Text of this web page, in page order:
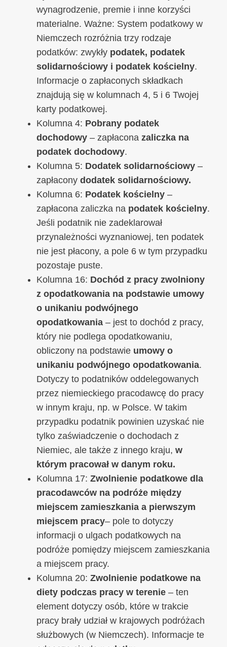
wynagrodzenie, premie i inne korzyści
materialne. Ważne: System podatkowy w
Niemczech rozróżnia trzy rodzaje
podatków: zwykły podatek, podatek
solidarnościowy i podatek kościelny.
Informacje o zapłaconych składkach
znajdują się w kolumnach 4, 5 i 6 Twojej
karty podatkowej.
Kolumna 4: Pobrany podatek
dochodowy – zapłacona zaliczka na
podatek dochodowy.
Kolumna 5: Dodatek solidarnościowy –
zapłacony dodatek solidarnościowy.
Kolumna 6: Podatek kościelny –
zapłacona zaliczka na podatek kościelny.
Jeśli podatnik nie zadeklarował
przynależności wyznaniowej, ten podatek
nie jest płacony, a pole 6 w tym przypadku
pozostaje puste.
Kolumna 16: Dochód z pracy zwolniony
z opodatkowania na podstawie umowy
o unikaniu podwójnego
opodatkowania – jest to dochód z pracy,
który nie podlega opodatkowaniu,
obliczony na podstawie umowy o
unikaniu podwójnego opodatkowania.
Dotyczy to podatników oddelegowanych
przez niemieckiego pracodawcę do pracy
w innym kraju, np. w Polsce. W takim
przypadku podatnik powinien uzyskać nie
tylko zaświadczenie o dochodach z
Niemiec, ale także z innego kraju, w
którym pracował w danym roku.
Kolumna 17: Zwolnienie podatkowe dla
pracodawców na podróże między
miejscem zamieszkania a pierwszym
miejscem pracy– pole to dotyczy
informacji o ulgach podatkowych na
podróże pomiędzy miejscem zamieszkania
a miejscem pracy.
Kolumna 20: Zwolnienie podatkowe na
diety podczas pracy w terenie – ten
element dotyczy osób, które w trakcie
pracy brały udział w krajowych podróżach
służbowych (w Niemczech). Informacje te